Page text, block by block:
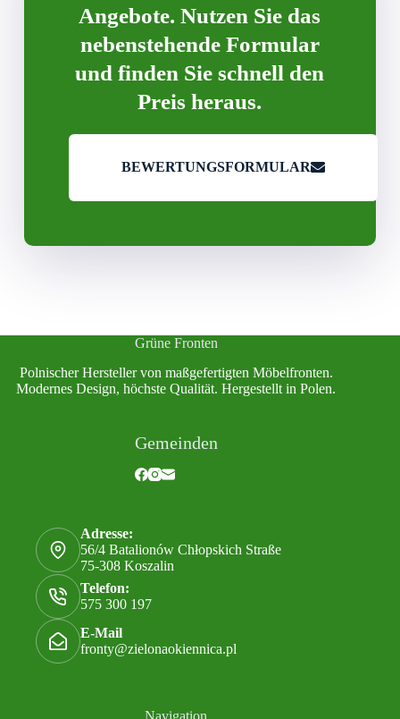
Angebote. Nutzen Sie das
nebenstehende Formular
und finden Sie schnell den
Preis heraus.
BEWERTUNGSFORMULAR
Grüne Fronten
Polnischer Hersteller von maßgefertigten Möbelfronten.
Modernes Design, höchste Qualität. Hergestellt in Polen.
Gemeinden
Adresse:
56/4 Batalionów Chłopskich Straße
75-308 Koszalin
Telefon:
575 300 197
E-Mail
fronty@zielonaokiennica.pl
Navigation